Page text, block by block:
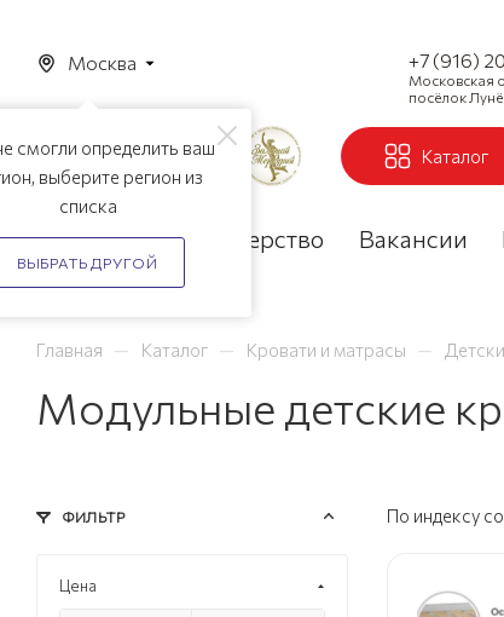
Москва
смогли определить ваш
выберите регион из
списка
ВЫБРАТЬ ДРУГОЙ
+7 (916)
Московская
посёлок
Каталог
Акции Партнерство Вакансии
Главная — Каталог — Кровати и матрасы —
Модульные детские
По индексу
ФИЛЬТР
Цена